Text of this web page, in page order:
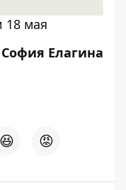
18 мая
София Елагина
😆 😡